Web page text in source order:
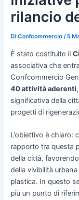
rilancio
DiConfcommercio/ 5
È stato costituito il
associativa che
Confcommercio
40 attività aderenti
significativa della
progetti di
L’obiettivo è chiaro:
rapporto tra questa
della città,
della vivibilità
plastica. In questo
più un punto di